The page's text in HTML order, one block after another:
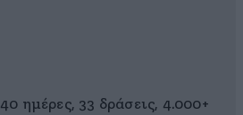
40 ημέρες, 33 δράσεις, 4.000+